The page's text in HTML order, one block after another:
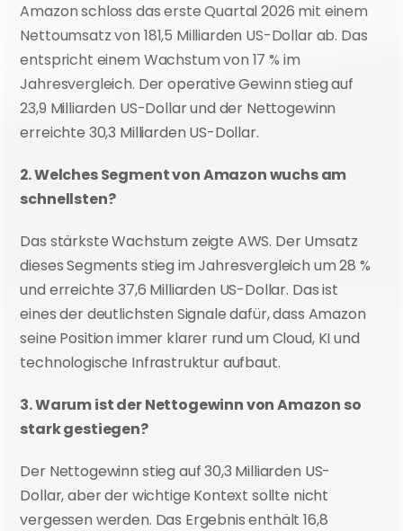
Amazon schloss das erste Quartal 2026 mit einem
Nettoumsatz von 181,5 Milliarden US-Dollar ab. Das
entspricht einem Wachstum von 17 % im
Jahresvergleich. Der operative Gewinn stieg auf
23,9 Milliarden US-Dollar und der Nettogewinn
erreichte 30,3 Milliarden US-Dollar.
2. Welches Segment von Amazon wuchs am
schnellsten?
Das stärkste Wachstum zeigte AWS. Der Umsatz
dieses Segments stieg im Jahresvergleich um 28 %
und erreichte 37,6 Milliarden US-Dollar. Das ist
eines der deutlichsten Signale dafür, dass Amazon
seine Position immer klarer rund um Cloud, KI und
technologische Infrastruktur aufbaut.
3. Warum ist der Nettogewinn von Amazon so
stark gestiegen?
Der Nettogewinn stieg auf 30,3 Milliarden US-
Dollar, aber der wichtige Kontext sollte nicht
vergessen werden. Das Ergebnis enthält 16,8